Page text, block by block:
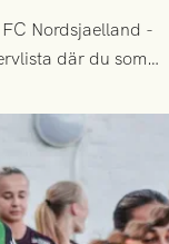
Nordsjaelland -
där du som
Du kan